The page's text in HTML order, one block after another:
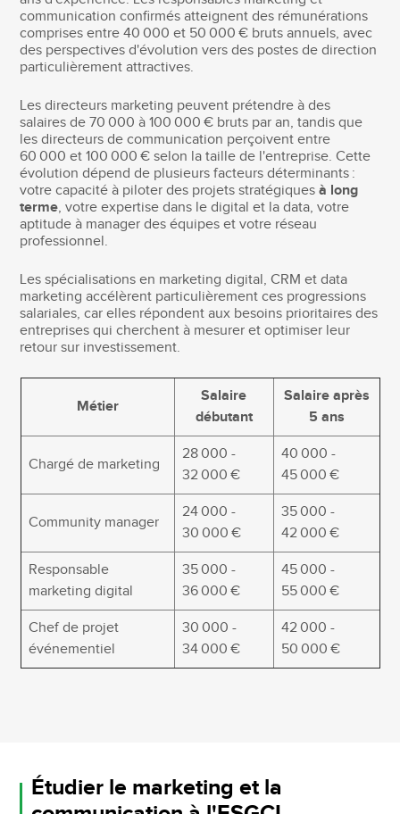
communication confirmés atteignent des rémunérations
comprises entre 40 000 et 50 000 € bruts annuels, avec
des perspectives d'évolution vers des postes de direction
particulièrement attractives.
Les directeurs marketing peuvent prétendre à des
salaires de 70 000 à 100 000 € bruts par an, tandis que
les directeurs de communication perçoivent entre
60 000 et 100 000 € selon la taille de l'entreprise. Cette
évolution dépend de plusieurs facteurs déterminants :
votre capacité à piloter des projets stratégiquesà long
terme, votre expertise dans le digital et la data, votre
aptitude à manager des équipes et votre réseau
professionnel.
Les spécialisations en marketing digital, CRM et data
marketing accélèrent particulièrement ces progressions
salariales, car elles répondent aux besoins prioritaires des
entreprises qui cherchent à mesurer et optimiser leur
retour sur investissement.
Métier
Salaire
débutant
Salaire après
5 ans
Chargé de marketing
28 000 -
32 000 €
40 000 -
45 000 €
Community manager
24 000 -
30 000 €
35 000 -
42 000 €
Responsable
marketing digital
35 000 -
36 000 €
45 000 -
55 000 €
Chef de projet
événementiel
30 000 -
34 000 €
42 000 -
50 000 €
Étudier le marketing et la